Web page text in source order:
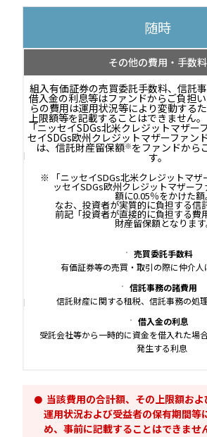
随時
その他の費用・手数料
組入有価証券の売買委託手数料、信託
借入金の利息等はファンドからご負担
らの費用は運用状況等により変動する
上限額等を記載することはできません。
「ニッセイSDGs北米クレジットマザー
セイSDGs欧州クレジットマザーファン
は、信託財産留保額※をファンドから
す。
「ニッセイSDGs北米クレジットマ
ッセイSDGs欧州クレジットマザー
額に0.05％をかけた
なお、投資者が実質的に負担する信
前記「投資者が直接的に負担する費
財産留保額となりま
売買委託手数料
有価証券等の売買・取引の際に仲介
信託事務の諸費用
信託財産に関する租税、信託事務の処
借入金の利息
受託会社等から一時的に資金を借入れた場
発生する利息
当該費用の合計額、その上限額およ
運用状況および受益者の保有期間等
め、事前に記載することはできませ